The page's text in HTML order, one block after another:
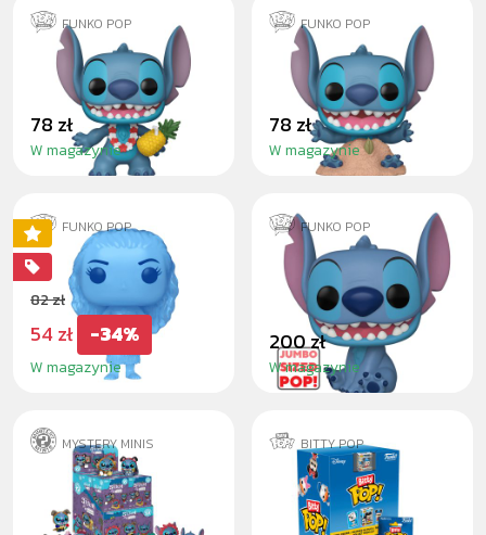
FUNKO POP
LUAU STITCH
78 zł
W magazynie
FUNKO POP
STITCH IN SAND
78 zł
W magazynie
FUNKO POP
VAIANA (MOANA)
82 zł
54 zł -34%
W magazynie
FUNKO POP
STITCH 25CM
200 zł
W magazynie
MYSTERY MINIS
STITCH -
BLINDBOX
BITTY POP
MYSTERY BITTY
POP DISNEY